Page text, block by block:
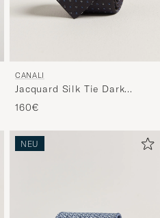
CANALI
Jacquard Silk Tie Dark
Brown
160€
NEU